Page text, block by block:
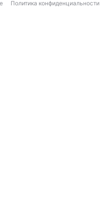
Политика конфиденциальности